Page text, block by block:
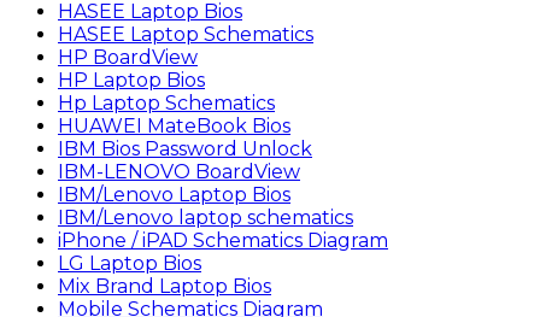
HASEE Laptop Bios
HASEE Laptop Schematics
HP BoardView
HP Laptop Bios
Hp Laptop Schematics
HUAWEI MateBook Bios
IBM Bios Password Unlock
IBM-LENOVO BoardView
IBM/Lenovo Laptop Bios
IBM/Lenovo laptop schematics
iPhone / iPAD Schematics Diagram
LG Laptop Bios
Mix Brand Laptop Bios
Mobile Schematics Diagram